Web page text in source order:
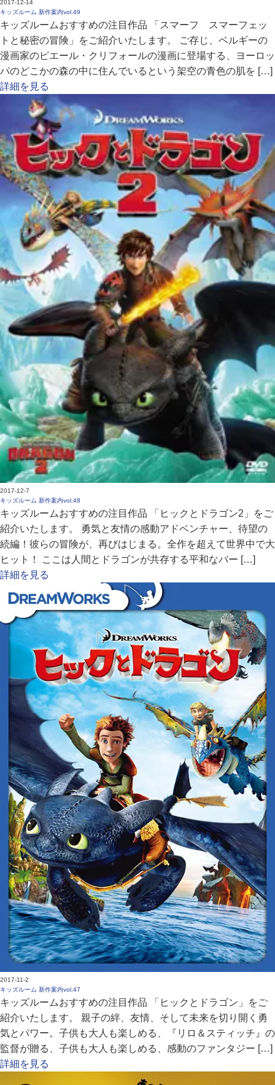
2017-12-14
キッズルーム 新作案内vol.49
キッズルームおすすめの注目作品 「スマーフ スマーフェッ
トと秘密の冒険」をご紹介いたします。 ご存じ、ベルギーの
漫画家のピエール・クリフォールの漫画に登場する、ヨーロッ
パのどこかの森の中に住んでいるという架空の青色の肌を […]
詳細を見る
2017-12-7
キッズルーム 新作案内vol.48
キッズルームおすすめの注目作品 「ヒックとドラゴン2」をご
紹介いたします。 勇気と友情の感動アドベンチャー、待望の
続編！彼らの冒険が、再びはじまる。全作を超えて世界中で大
ヒット！ ここは人間とドラゴンが共存する平和なバー […]
詳細を見る
2017-11-2
キッズルーム 新作案内vol.47
キッズルームおすすめの注目作品 「ヒックとドラゴン」をご
紹介いたします。 親子の絆、友情、そして未来を切り開く勇
気とパワー。子供も大人も楽しめる、『リロ＆スティッチ』の
監督が贈る、子供も大人も楽しめる、感動のファンタジー […]
詳細を見る